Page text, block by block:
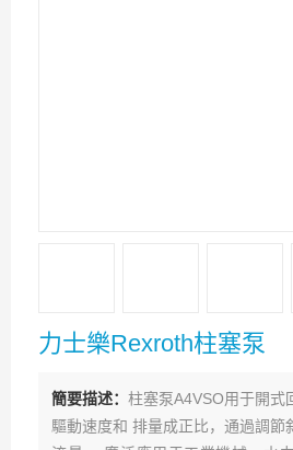
力士樂Rexroth柱塞泵
簡要描述： 柱塞泵A4VSO用于開式
驅動速度和 排量成正比，通過調節